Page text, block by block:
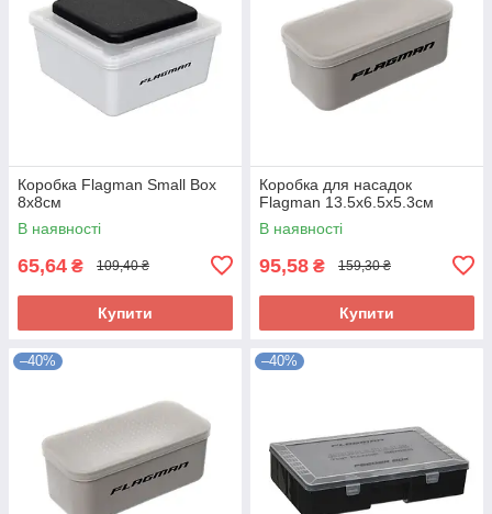
Коробка Flagman Small Box
8x8см
В наявності
65,64 ₴ 109,40 ₴
Купити
Коробка для насадок
Flagman 13.5x6.5x5.3см
В наявності
95,58 ₴ 159,30 ₴
Купити
–40% –40%